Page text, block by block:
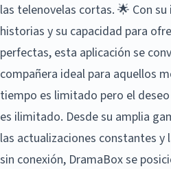
las telenovelas cortas. 🌟 Con
historias y su capacidad para
perfectas, esta aplicación se
compañera ideal para aquellos
tiempo es limitado pero el
es ilimitado. Desde su amplia
las actualizaciones constantes y
sin conexión, DramaBox se